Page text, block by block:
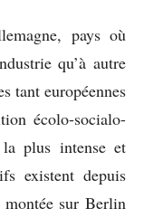
pays où
qu’à autre
tant européennes
écolo-socialo-
plus intense et
existent depuis
montée sur Berlin